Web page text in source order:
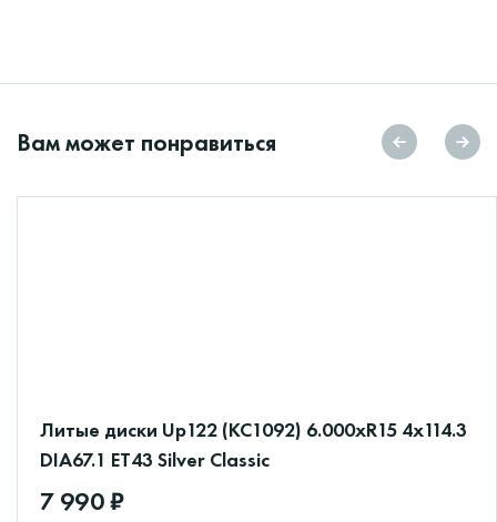
Вам может понравиться
Литые диски Up122 (КС1092) 6.000xR15 4x114.3
DIA67.1 ET43 Silver Classic
7 990 ₽